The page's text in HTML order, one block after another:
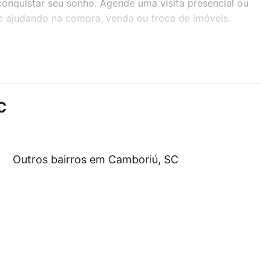
seu sonho. Agende uma visita presencial ou
na compra, venda ou troca de imóveis.
salão de festas ou área verde e encontrar
a partir de R$ 0 e com nossas opções de
envolvidos no processo de compra, veja em nosso
Outros bairros em Camboriú, SC